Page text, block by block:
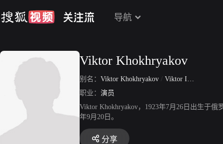
导航
Viktor Khokhryakov
别名： Viktor Khokhryakov / Viktor Ivanovich Khokhryakov
职业： 演员
Viktor Khokhryakov，1923年7月26日出生于
年9月20日。
分享